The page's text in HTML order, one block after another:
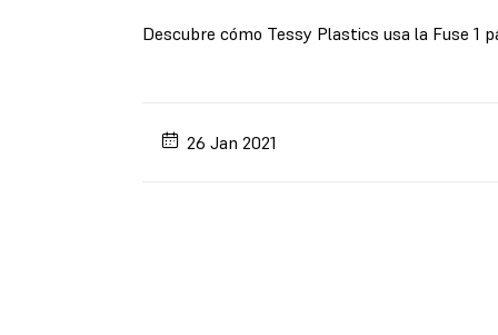
Descubre cómo Tessy Plastics usa la Fuse 1
26 Jan 2021